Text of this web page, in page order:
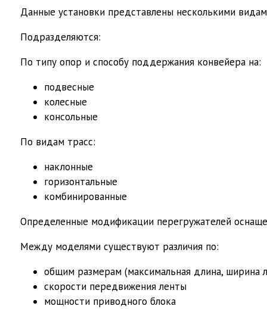
Данные установки представлены несколькими
Подразделяются:
По типу опор и способу поддержания конвейера на:
подвесные
колесные
консольные
По видам трасс:
наклонные
горизонтальные
комбинированные
Определенные модификации перегружателей
Между моделями существуют различия по:
общим размерам (максимальная длина, ширина
скорости передвижения ленты
мощности приводного блока